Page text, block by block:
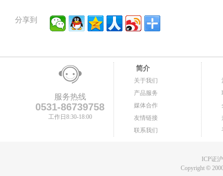
分享到
服务热线
0531-86739758
工作日8:30-18:00
简介
关于我们
产品服务
媒体合作
友情链接
联系我们
ICP证
Copyright©